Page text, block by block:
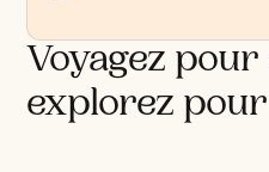
Voyagez
explorez